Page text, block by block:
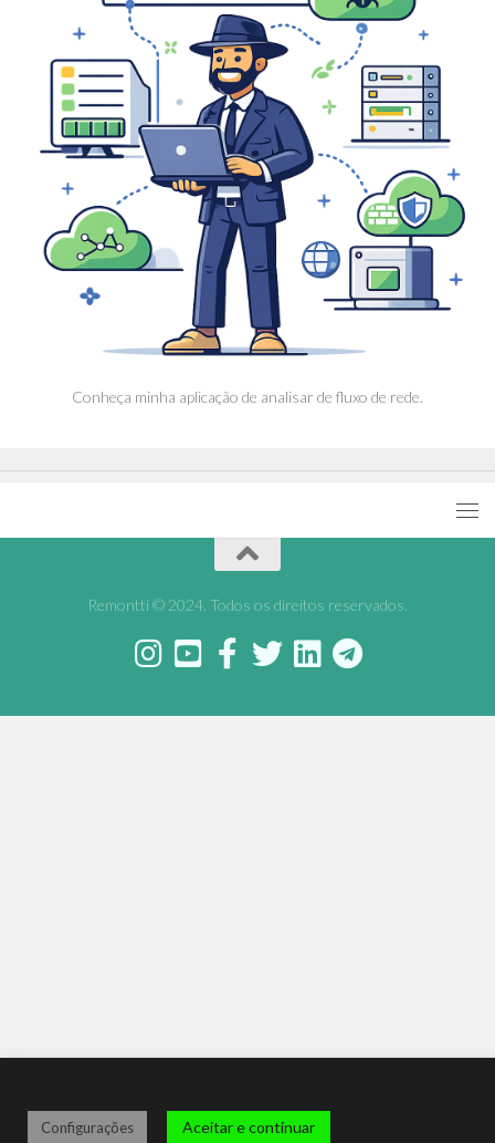
Conheça minha aplicação de analisar de fluxo de rede.
Remontti © 2024. Todos os direitos reservados.
Configurações Aceitar e continuar